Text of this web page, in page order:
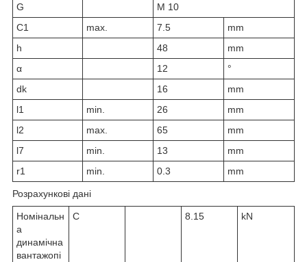
G
M 10
C1 max. 7.5
mm
h
48
mm
α
12
°
dk 16
mm
l1 min. 26
mm
l2 max. 65
mm
l7 min. 13
mm
r1 min. 0.3 mm
Розрахункові дані
Номінальн
а
динамічна
вантажопі
C 8.15 kN